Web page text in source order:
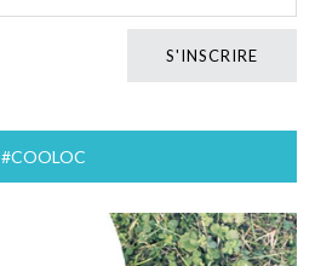
#COOLOC